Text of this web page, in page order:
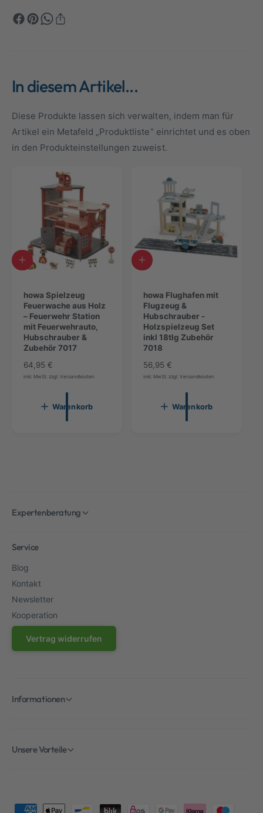
In diesem Artikel...
Diese Produkte lassen sich verwalten, indem man für
Artikel ein Metafeld „Produktliste“ einrichtet und es oben
in den Produkteinstellungen zuweist.
I
e
n
W
a
r
e
k
o
howa Spielzeug
Feuerwache aus Holz
– Feuerwehr Station
mit Feuerwehrauto,
Hubschrauber &
Zubehör 7017
N
o
64,95 €
inkl. MwSt. zzgl. Versandkosten
Warenkorb
I
e
n
W
a
r
e
k
o
howa Flughafen mit
Flugzeug &
Hubschrauber -
Holzspielzeug Set
inkl 18tlg Zubehör
7018
N
o
56,95 €
inkl. MwSt. zzgl. Versandkosten
Warenkorb
Expertenberatung
Service
Blog
Kontakt
Newsletter
Kooperation
Vertrag widerrufen
Informationen
Unsere Vorteile